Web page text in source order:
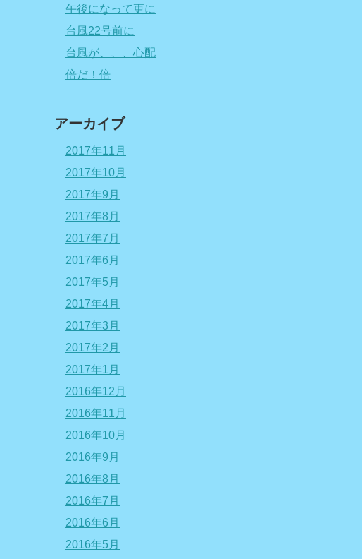
午後になって更に
台風22号前に
台風が、、、心配
倍だ！倍
アーカイブ
2017年11月
2017年10月
2017年9月
2017年8月
2017年7月
2017年6月
2017年5月
2017年4月
2017年3月
2017年2月
2017年1月
2016年12月
2016年11月
2016年10月
2016年9月
2016年8月
2016年7月
2016年6月
2016年5月